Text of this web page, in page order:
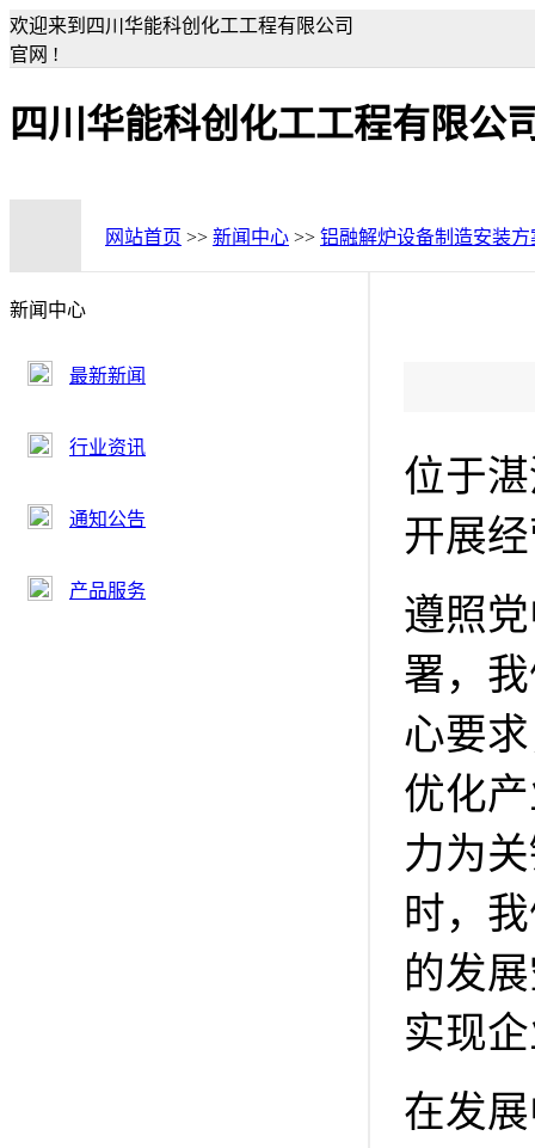
欢迎来到四川华能科创化工工程有限公司
官网 !
四川华能科创化工工程有限公
网站首页 >> 新闻中心 >> 铝融解炉设备制造安装
新闻中心
最新新闻
行业资讯
通知公告
产品服务
位于
开展
遵照
署，
心要
优化
力为
时，
的发
实现
在发